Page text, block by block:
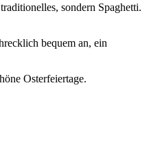
sondern Spaghetti.
bequem an, ein
Osterfeiertage.